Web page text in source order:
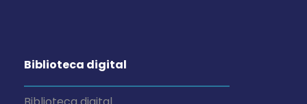
Biblioteca digital